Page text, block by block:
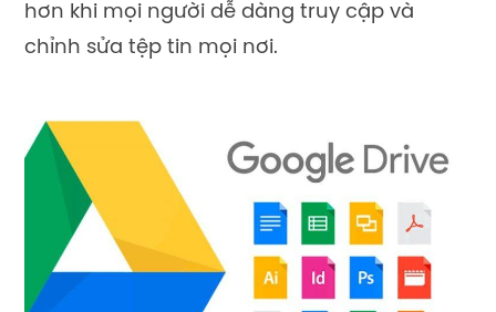
hơn khi mọi người dễ dàng truy cập và
chỉnh sửa tệp tin mọi nơi.